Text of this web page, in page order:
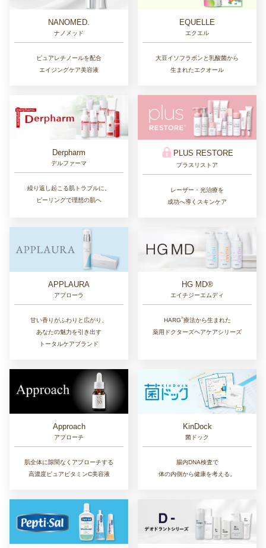
NANOMED.
ナノメッド
ピュアレチノールを配合
エイジングケア美容液
EQUELLE
エクエル
大豆イソフラボンと乳酸菌から
生まれたエクオール
Derpharm
デルファーマ
繰り返し起こる肌トラブルに。
ピーリングで理想の肌へ
PLUS RESTORE
プラスリストア
レーザー・光治療を
成功へ導くスキンケア
APPLAURA
アプローラ
甘い香りがふわりと広がり、
あなたの魅力を引き出す
トータルケアブランド
HG MD®
エイチジーエムディ
HARG®︎療法から生まれた
薬用ドクターズヘアケアシリーズ
Approach
アプローチ
肌全体に隙間なくアプローチする
高濃度ピュアビタミンC美容液
KinDock
菌ドック
腸内DNA検査で
体の内側から健康を考える。